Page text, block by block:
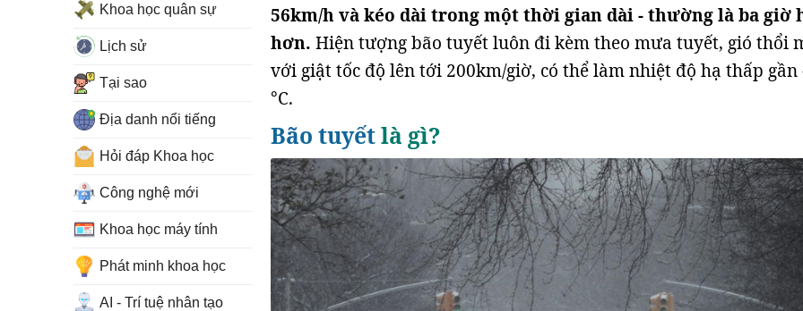
56km/h và kéo dài trong một thời gian dài - thường là ba giờ
hơn. Hiện tượng bão tuyết luôn đi kèm theo mưa tuyết, gió thổi
với giật tốc độ lên tới 200km/giờ, có thể làm nhiệt độ hạ thấp gần
°C.
Bão tuyếtlà gì?
Khoa học quân sự
Lịch sử
Tại sao
Địa danh nổi tiếng
Hỏi đáp Khoa học
Công nghệ mới
Khoa học máy tính
Phát minh khoa học
AI - Trí tuệ nhân tạo